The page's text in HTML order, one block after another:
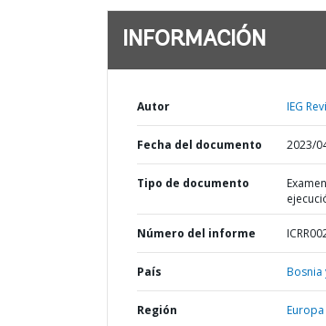
INFORMACIÓN
Autor IEG
Fecha del documento 2023/
Tipo de documento
Número del informe
País Bosnia
Región